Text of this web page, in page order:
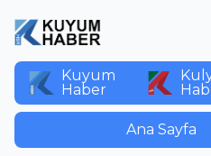
Kuyum
Haber
Ana Sayfa